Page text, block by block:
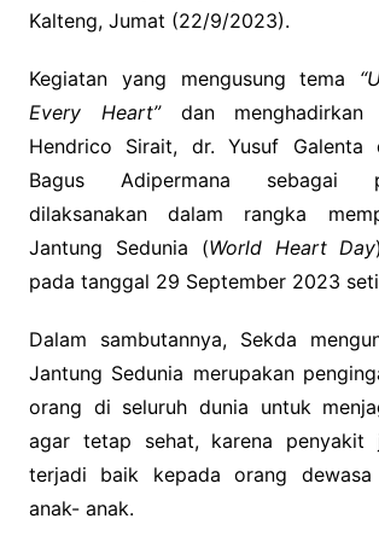
Kalteng, Jumat (22/9/2023).
Kegiatan yang mengusung tema
Every Heart”dan menghadirkan
Hendrico Sirait, dr. Yusuf Galenta
Bagus Adipermana sebagai
dilaksanakan dalam rangka
Jantung Sedunia (World Heart Day
pada tanggal 29 September 2023
Dalam sambutannya, Sekda
Jantung Sedunia merupakan
orang di seluruh dunia untuk
agar tetap sehat, karena penyakit
terjadi baik kepada orang dewasa
anak- anak.